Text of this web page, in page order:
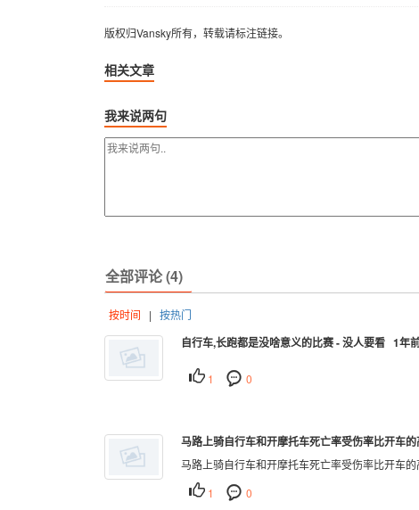
版权归Vansky所有，转载请标注链接。
相关文章
我来说两句
全部评论 (4)
按时间 | 按热门
自行车,长跑都是没啥意义的比赛 - 没人要看 1年
1 0
马路上骑自行车和开摩托车死亡率受伤率比开车
马路上骑自行车和开摩托车死亡率受伤率比开车
1
0